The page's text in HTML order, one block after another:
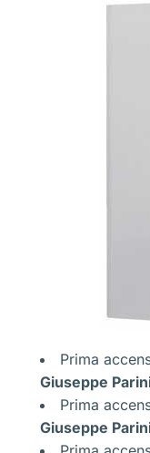
Prima
Giuseppe
Prima
Giuseppe